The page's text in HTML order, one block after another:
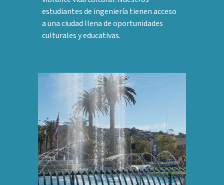
estudiantes de ingeniería tienen acceso
a una ciudad llena de oportunidades
culturales y educativas.